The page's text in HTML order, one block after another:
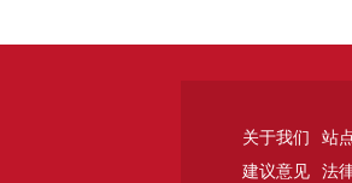
关于我们 站
建议意见 法